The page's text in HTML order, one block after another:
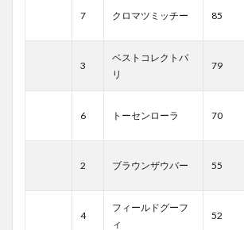
7 クロマツミッチー 85
3
ベストコレクトパ
リ
79
6 トーセンローラ 70
2 ブラウンザウバー 55
4
フィールドグーフ
ィ
52